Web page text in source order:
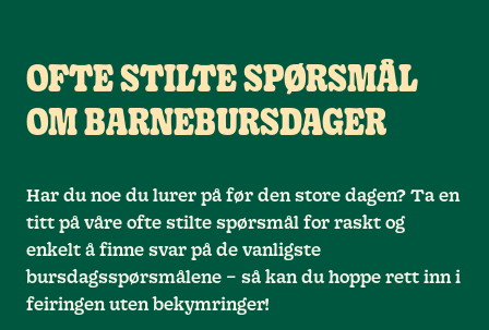
OFTE STILTE SPØRSMÅL
OM BARNEBURSDAGER
Har du noe du lurer på før den store dagen? Ta en
titt på våre ofte stilte spørsmål for raskt og
enkelt å finne svar på de vanligste
bursdagsspørsmålene – så kan du hoppe rett inn i
feiringen uten bekymringer!